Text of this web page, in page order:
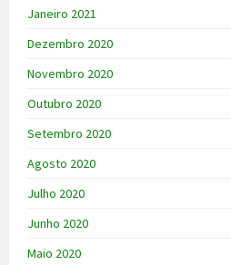
Janeiro 2021
Dezembro 2020
Novembro 2020
Outubro 2020
Setembro 2020
Agosto 2020
Julho 2020
Junho 2020
Maio 2020